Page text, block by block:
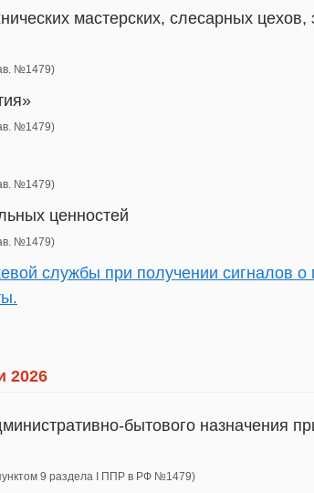
мастерских, слесарных цехов,
№1479)
№1479)
№1479)
ценностей
№1479)
службы при получении сигналов о
2026
бытового назначения
пунктом 9 раздела I ППР в РФ №1479)